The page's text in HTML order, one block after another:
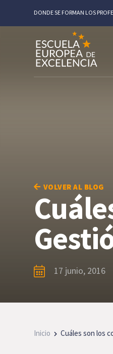
DONDE SE FORMAN LOS
VOLVER AL BLOG
17 junio, 2016
Inicio Cuáles son los